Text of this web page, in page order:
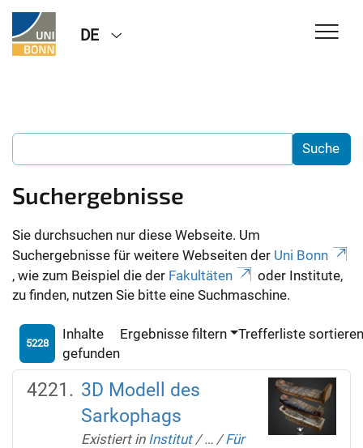
DE
Suchergebnisse
Sie durchsuchen nur diese Webseite. Um
Suchergebnisse für weitere Webseiten der Uni Bonn
, wie zum Beispiel die der Fakultäten
oder Institute,
zu finden, nutzen Sie bitte eine Suchmaschine.
5228
Inhalte
gefunden
Ergebnisse filtern Trefferliste
3D Modell des
Sarkophags
Existiert in Institut /… /Für